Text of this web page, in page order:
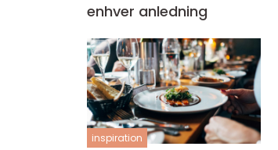
enhver anledning
inspiration